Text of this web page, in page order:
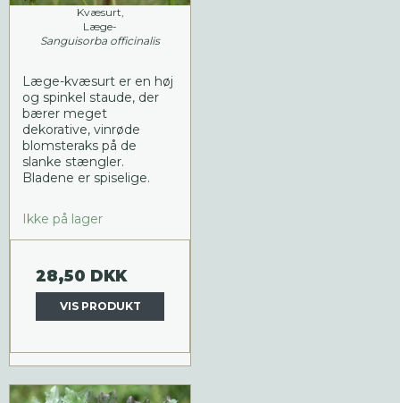
Kvæsurt,
Læge-
Sanguisorba officinalis
Læge-kvæsurt er en høj
og spinkel staude, der
bærer meget
dekorative, vinrøde
blomsteraks på de
slanke stængler.
Bladene er spiselige.
Ikke på lager
28,50 DKK
VIS PRODUKT